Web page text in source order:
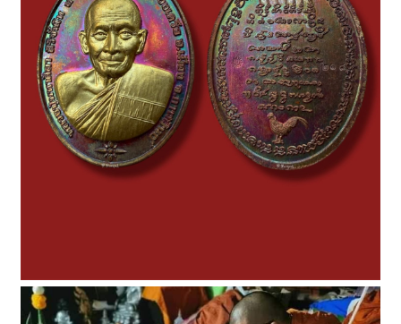
ด้านครับ
สภาพสวยเดิมๆอุดผงสวยๆ ครับ
ใครไม่มีพระหลวงปู่ปานที่ทันท่านแนะนำรุ่นนี้ใช้แทน
แบ่งปันพิเศษที่ ปิด ครับ
เปิดดูไฟล์ 6682288 เปิดดูไฟล์ 6682289 เปิดดูไฟล์ 6682290